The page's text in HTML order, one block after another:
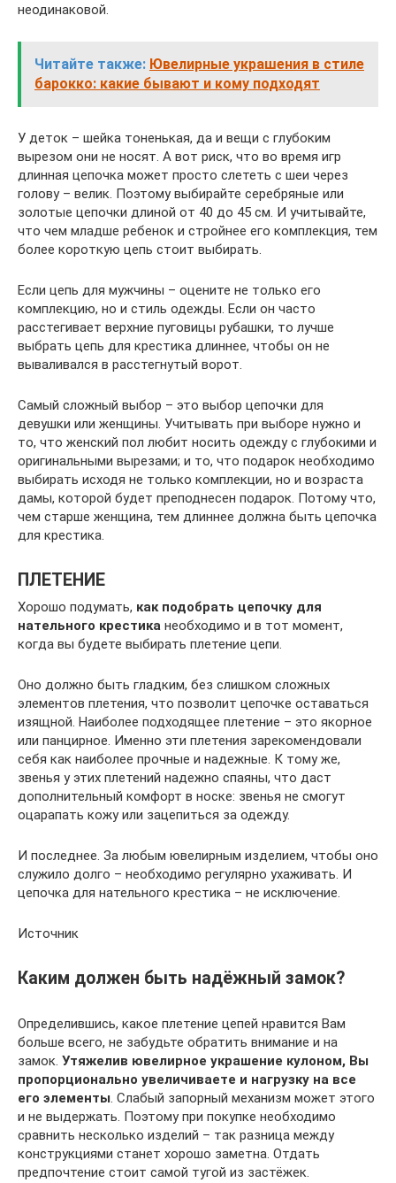
неодинаковой.
Читайте также: Ювелирные украшения в стиле
барокко: какие бывают и кому подходят
У деток – шейка тоненькая, да и вещи с глубоким
вырезом они не носят. А вот риск, что во время игр
длинная цепочка может просто слететь с шеи через
голову – велик. Поэтому выбирайте серебряные или
золотые цепочки длиной от 40 до 45 см. И учитывайте,
что чем младше ребенок и стройнее его комплекция, тем
более короткую цепь стоит выбирать.
Если цепь для мужчины – оцените не только его
комплекцию, но и стиль одежды. Если он часто
расстегивает верхние пуговицы рубашки, то лучше
выбрать цепь для крестика длиннее, чтобы он не
вываливался в расстегнутый ворот.
Самый сложный выбор – это выбор цепочки для
девушки или женщины. Учитывать при выборе нужно и
то, что женский пол любит носить одежду с глубокими и
оригинальными вырезами; и то, что подарок необходимо
выбирать исходя не только комплекции, но и возраста
дамы, которой будет преподнесен подарок. Потому что,
чем старше женщина, тем длиннее должна быть цепочка
для крестика.
ПЛЕТЕНИЕ
Хорошо подумать, как подобрать цепочку для
нательного крестика необходимо и в тот момент,
когда вы будете выбирать плетение цепи.
Оно должно быть гладким, без слишком сложных
элементов плетения, что позволит цепочке оставаться
изящной. Наиболее подходящее плетение – это якорное
или панцирное. Именно эти плетения зарекомендовали
себя как наиболее прочные и надежные. К тому же,
звенья у этих плетений надежно спаяны, что даст
дополнительный комфорт в носке: звенья не смогут
оцарапать кожу или зацепиться за одежду.
И последнее. За любым ювелирным изделием, чтобы оно
служило долго – необходимо регулярно ухаживать. И
цепочка для нательного крестика – не исключение.
Источник
Каким должен быть надёжный замок?
Определившись, какое плетение цепей нравится Вам
больше всего, не забудьте обратить внимание и на
замок. Утяжелив ювелирное украшение кулоном, Вы
пропорционально увеличиваете и нагрузку на все
его элементы. Слабый запорный механизм может этого
и не выдержать. Поэтому при покупке необходимо
сравнить несколько изделий – так разница между
конструкциями станет хорошо заметна. Отдать
предпочтение стоит самой тугой из застёжек.